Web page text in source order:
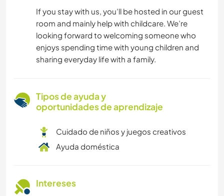
If you stay with us, you’ll be hosted in our guest
room and mainly help with childcare. We’re
looking forward to welcoming someone who
enjoys spending time with young children and
sharing everyday life with a family.
Tipos de ayuda y
oportunidades de aprendizaje
Cuidado de niños y juegos creativos
Ayuda doméstica
Intereses